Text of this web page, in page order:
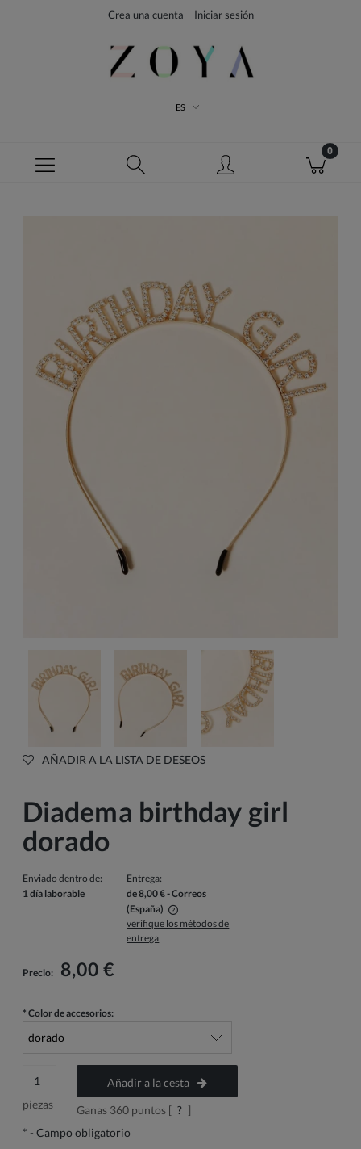
Crea una cuenta Iniciar sesión
ES
AÑADIR A LA LISTA DE DESEOS
Diadema birthday girl
dorado
Enviado dentro de:
1 día laborable
Entrega:
de 8,00 €- Correos
(España)
El precio no incluye los posibles gastos de pago
verifique los métodos de
entrega
Precio: 8,00 €
* Color de accesorios:
piezas
Añadir a la cesta
Ganas 360puntos [ ? ]
* - Campo obligatorio